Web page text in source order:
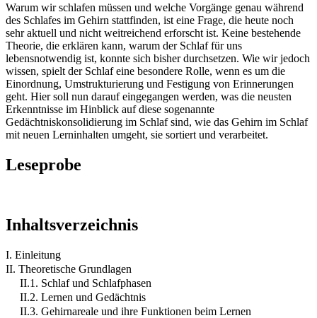
Warum wir schlafen müssen und welche Vorgänge genau während
des Schlafes im Gehirn stattfinden, ist eine Frage, die heute noch
sehr aktuell und nicht weitreichend erforscht ist. Keine bestehende
Theorie, die erklären kann, warum der Schlaf für uns
lebensnotwendig ist, konnte sich bisher durchsetzen. Wie wir jedoch
wissen, spielt der Schlaf eine besondere Rolle, wenn es um die
Einordnung, Umstrukturierung und Festigung von Erinnerungen
geht. Hier soll nun darauf eingegangen werden, was die neusten
Erkenntnisse im Hinblick auf diese sogenannte
Gedächtniskonsolidierung im Schlaf sind, wie das Gehirn im Schlaf
mit neuen Lerninhalten umgeht, sie sortiert und verarbeitet.
Leseprobe
Inhaltsverzeichnis
I. Einleitung
II. Theoretische Grundlagen
II.1. Schlaf und Schlafphasen
II.2. Lernen und Gedächtnis
II.3. Gehirnareale und ihre Funktionen beim Lernen